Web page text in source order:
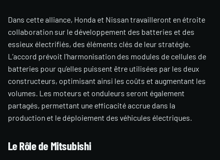
Dans cette alliance, Honda et Nissan travailleront en étroite
collaboration sur le développement des batteries et des
essieux électrifiés, des éléments clés de leur stratégie.
L’accord prévoit l’harmonisation des modules de cellules de
batteries pour qu’elles puissent être utilisées par les deux
constructeurs, optimisant ainsi les coûts et augmentant les
volumes. Les moteurs et onduleurs seront également
partagés, permettant une efficacité accrue dans la
production et le déploiement des véhicules électriques.
Le Rôle de Mitsubishi